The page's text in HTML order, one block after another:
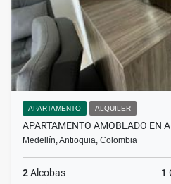
APARTAMENTO ALQUILER
APARTAMENTO AMOBLADO EN
Medellín, Antioquia, Colombia
2Alcobas 1